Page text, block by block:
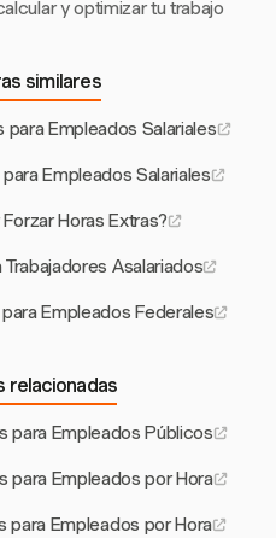
y optimizar tu trabajo
similares
Empleados Salariales
Empleados Salariales
Horas Extras?
Asalariados
Empleados Federales
relacionadas
para Empleados Públicos
para Empleados por Hora
para Empleados por Hora